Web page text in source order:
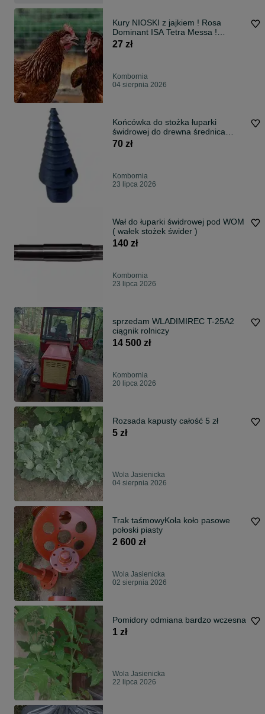
Kury NIOSKI z jajkiem ! Rosa
Dominant ISA Tetra Messa !
Zapraszam !!
27 zł
Kombornia
04 sierpnia 2026
Końcówka do stożka łuparki
świdrowej do drewna średnica
gwintu 30 mm
70 zł
Kombornia
23 lipca 2026
Wał do łuparki świdrowej pod WOM
( wałek stożek świder )
140 zł
Kombornia
23 lipca 2026
sprzedam WLADIMIREC T-25A2
ciągnik rolniczy
14 500 zł
Kombornia
20 lipca 2026
Rozsada kapusty całość 5 zł
5 zł
Wola Jasienicka
04 sierpnia 2026
Trak taśmowyKoła koło pasowe
połoski piasty
2 600 zł
Wola Jasienicka
02 sierpnia 2026
Pomidory odmiana bardzo wczesna
1 zł
Wola Jasienicka
22 lipca 2026